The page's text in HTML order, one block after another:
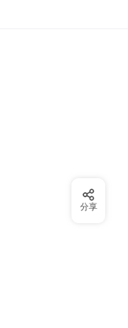
分享